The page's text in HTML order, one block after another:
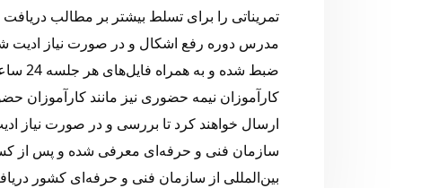
تمریناتی را برای تسلط بیشتر بر مطالب
مدرس دوره رفع اشکال و در صورت نیاز
ضبط
کارآموزان نیمه حضوری نیز مانند کارآموزان
ارسال خواهند کرد تا بررسی و در صورت نیاز
سازمان فنی و حرفه‌ای معرفی شده و پس از
بین‌المللی از سازمان فنی و حرفه‌ای کشور